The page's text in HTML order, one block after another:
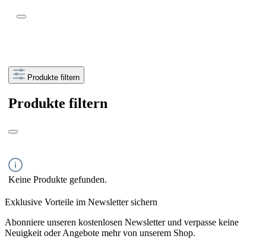
Produkte filtern
Produkte filtern
Keine Produkte gefunden.
Exklusive Vorteile im Newsletter sichern
Abonniere unseren kostenlosen Newsletter und verpasse keine
Neuigkeit oder Angebote mehr von unserem Shop.